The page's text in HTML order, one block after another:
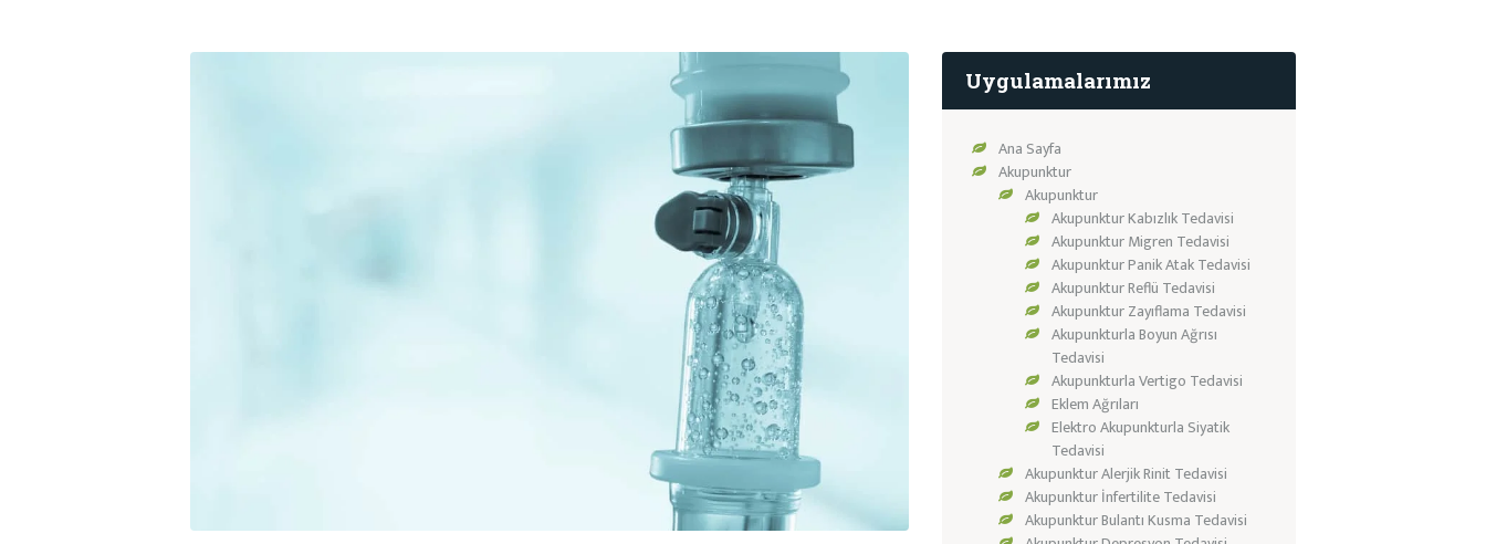
Uygulamalarımız
Ana Sayfa
Akupunktur
Akupunktur
Akupunktur Kabızlık Tedavisi
Akupunktur Migren Tedavisi
Akupunktur Panik Atak Tedavisi
Akupunktur Reflü Tedavisi
Akupunktur Zayıflama Tedavisi
Akupunkturla Boyun Ağrısı
Tedavisi
Akupunkturla Vertigo Tedavisi
Eklem Ağrıları
Elektro Akupunkturla Siyatik
Tedavisi
Akupunktur Alerjik Rinit Tedavisi
Akupunktur İnfertilite Tedavisi
Akupunktur Bulantı Kusma Tedavisi